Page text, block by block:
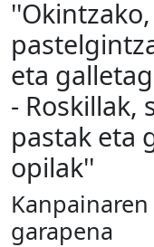
eta
- Roskillak,
pastak eta
opilak''
garapena